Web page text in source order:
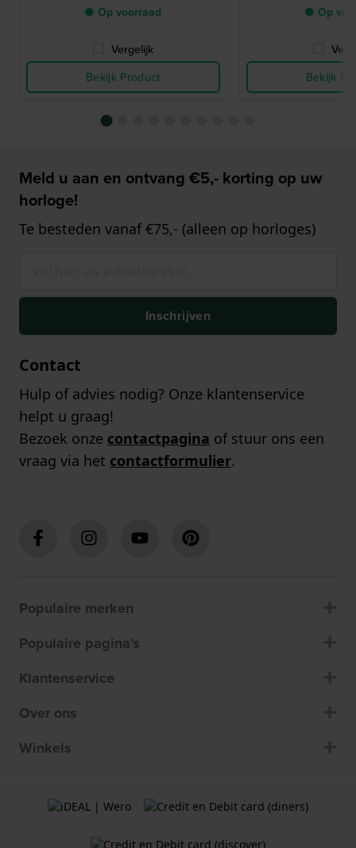
● Op voorraad
Vergelijk
Bekijk Product
● Op
Bekijk
Meld u aan en ontvang €5,- korting op uw
horloge!
Te besteden vanaf €75,- (alleen op horloges)
Inschrijven
Contact
Hulp of advies nodig? Onze klantenservice
helpt u graag!
Bezoek onze contactpagina of stuur ons een
vraag via het contactformulier.
Populaire merken
Populaire pagina's
Klantenservice
Over ons
Winkels